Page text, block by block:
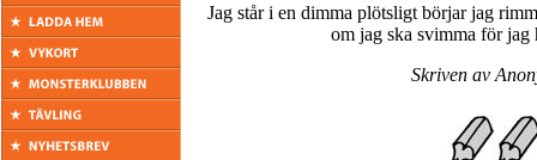
Jag står i en dimma plötsligt börjar jag
om jag ska svimma för jag
Skriven av